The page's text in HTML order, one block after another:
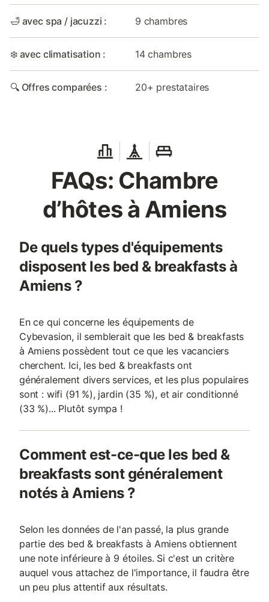
🛁 avec spa / jacuzzi : 9 chambres
❄️ avec climatisation : 14 chambres
🔍 Offres comparées : 20+ prestataires
FAQs: Chambre
d’hôtes à Amiens
De quels types d'équipements
disposent les bed & breakfasts à
Amiens ?
En ce qui concerne les équipements de
Cybevasion, il semblerait que les bed & breakfasts
à Amiens possèdent tout ce que les vacanciers
cherchent. Ici, les bed & breakfasts ont
généralement divers services, et les plus populaires
sont : wifi (91 %), jardin (35 %), et air conditionné
(33 %)... Plutôt sympa !
Comment est-ce-que les bed &
breakfasts sont généralement
notés à Amiens ?
Selon les données de l'an passé, la plus grande
partie des bed & breakfasts à Amiens obtiennent
une note inférieure à 9 étoiles. Si c'est un critère
auquel vous attachez de l'importance, il faudra être
un peu plus attentif aux résultats.